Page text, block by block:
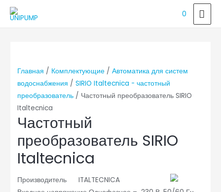
0
Главная / Комплектующие/ Автоматика для систем
водоснабжения / SIRIO Italtecnica - частотный
преобразователь/ Частотный преобразователь SIRIO
Italtecnica
Частотный
преобразователь SIRIO
Italtecnica
Производитель ITALTECNICA